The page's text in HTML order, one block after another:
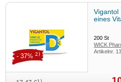
82327 Tutzing
Vigantol
eines
200St
WICK
Procter &
Artikelnr.
- 37% 2)